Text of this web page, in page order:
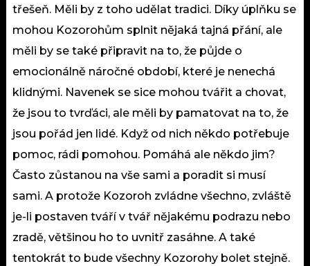
třešeň. Měli by z toho udělat tradici. Díky úplňku se
mohou Kozorohům splnit nějaká tajná přání, ale
měli by se také připravit na to, že půjde o
emocionálně náročné období, které je nenechá
klidnými. Navenek se sice mohou tvářit a chovat,
že jsou to tvrďáci, ale měli by pamatovat na to, že
jsou pořád jen lidé. Když od nich někdo potřebuje
pomoc, rádi pomohou. Pomáhá ale někdo jim?
Často zůstanou na vše sami a poradit si musí
sami. A protože Kozoroh zvládne všechno, zvláště
je-li postaven tváří v tvář nějakému podrazu nebo
zradě, většinou ho to uvnitř zasáhne. A také
tentokrát to bude všechny Kozorohy bolet stejně.